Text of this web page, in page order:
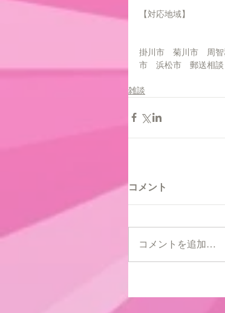
【対応地域】
掛川市　菊川市　周
市　浜松市　郵送相談
雑談
コメント
コメントを追加…